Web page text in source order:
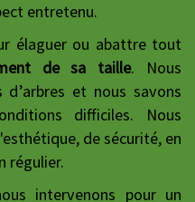
entretenu.
élaguer ou abattre tout
de sa taille. Nous
et nous savons
difficiles. Nous
de sécurité, en
régulier.
intervenons pour un